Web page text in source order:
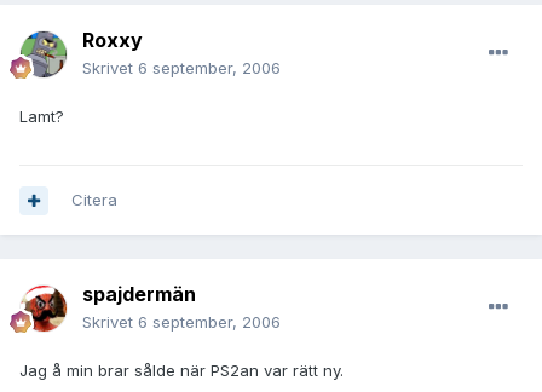
Roxxy
Skrivet 6 september, 2006
Lamt?
Citera
spajdermän
Skrivet 6 september, 2006
Jag å min brar sålde när PS2an var rätt ny.